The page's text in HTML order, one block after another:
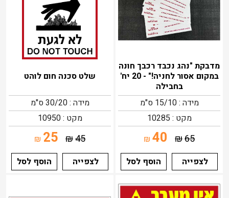
מדבקת "נהג נכבד רכבך חונה
במקום אסור לחניה!" - 20 יח'
בחבילה
מידה : 15/10 ס"מ
מקט : 10285
65
₪
40
₪
לצפייה
הוסף לסל
שלט סכנה חום לוהט
מידה : 30/20 ס"מ
מקט : 10950
45
₪
25
₪
לצפייה
הוסף לסל